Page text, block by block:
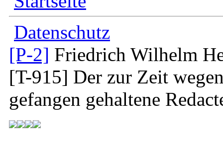
Datenschutz
[P-2] Friedrich Wilhelm
[T-915] Der zur Zeit
gefangen gehaltene